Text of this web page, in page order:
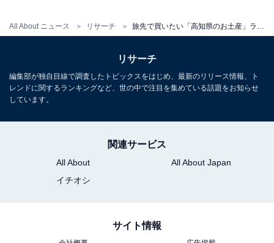
All About ニュース リサーチ 旅先で買いたい「高知県のお土産」ランキング！ 2位「ぽん酢しょうゆ『ゆずの村』」を抑えた1位は？ 【2025年調査】
リサーチ
編集部が独自目線で調査したトピックスをはじめ、最新のリリース情報、ト
レンドに関するランキングなど、世の中で注目を集めている話題をお知らせ
しています。
関連サービス
All About
All About Japan
イチオシ
サイト情報